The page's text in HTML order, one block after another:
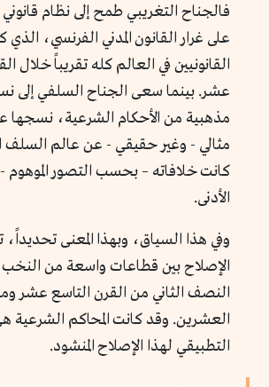
فالجناح التغريبي طمح إلى نظام
على غرار القانون المدني الفرنسي، الذي
القانونيين في العالم كله تقريباً خلال
عشر. بينما سعى الجناح السلفي إلى
مذهبية من الأحكام الشرعية، نسجها
مثالي - وغير حقيقي - عن عالم السلف
كانت خلافاته – بحسب التصور الموهوم
الأدنى.
وفي هذا السياق، وبهذا المعنى
الإصلاح بين قطاعات واسعة من النخب
النصف الثاني من القرن التاسع عشر
العشرين. وقد كانت المحاكم الشرعية هي
التطبيقي لهذا الإصلاح المنشود.